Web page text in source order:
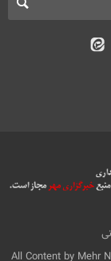
All Content by Mehr